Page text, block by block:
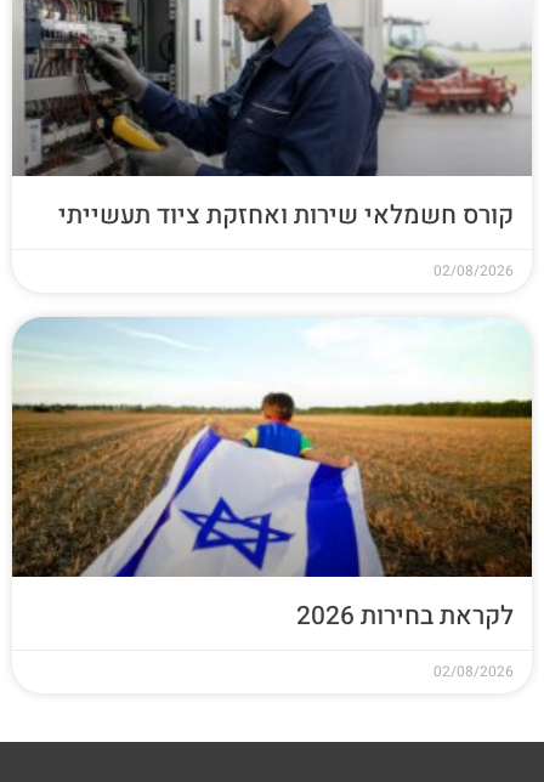
קורס חשמלאי שירות ואחזקת ציוד תעשייתי
02/08/2026
לקראת בחירות 2026
02/08/2026